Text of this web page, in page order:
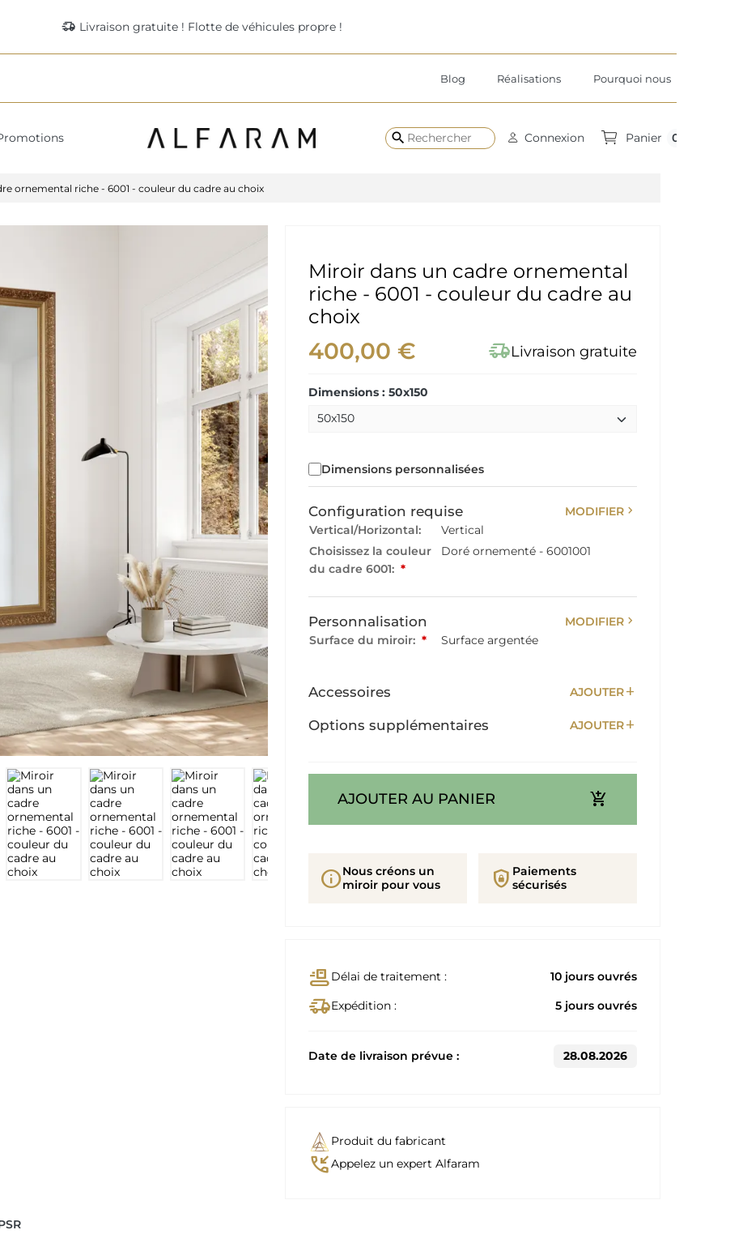
delivery_truck_speed Livraison gratuite ! Flotte de véhicules propre !
Blog Réalisations Pourquoi nous
search Connexion Panier 0
ornemental riche - 6001 - couleur du cadre au choix
Miroir dans un cadre ornemental
riche - 6001 - couleur du cadre au
choix
400,00 € delivery_truck_speedLivraison gratuite
Dimensions : 50x150
Dimensions personnalisées
Configuration requise MODIFIER chevron_right
Vertical/Horizontal:
Vertical
Choisissez la couleur
du cadre 6001: *
Doré ornementé - 6001001
Personnalisation MODIFIER chevron_right
Surface du miroir: * Surface argentée
Accessoires AJOUTERadd
Options supplémentaires AJOUTERadd
AJOUTER AU PANIER add_shopping_cart
infoNous créons un
miroir pour vous
shield_lock Paiements
sécurisés
conveyor_beltDélai de traitement : 10 jours ouvrés
delivery_truck_speedExpédition : 5 jours ouvrés
Date de livraison prévue : 28.08.2026
Produit du fabricant
phone_callbackAppelez un expert Alfaram